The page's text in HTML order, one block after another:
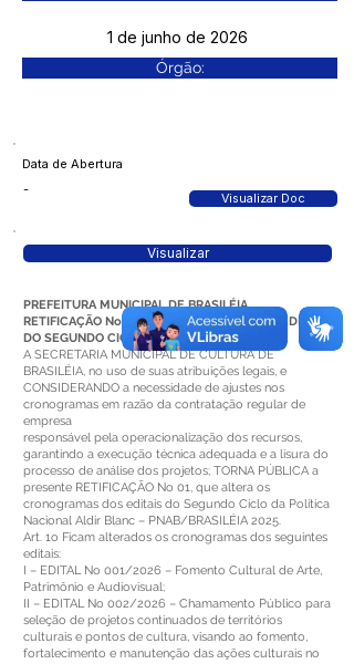
1 de junho de 2026
Órgão:
Data de Abertura
-
Visualizar Doc
Visualizar
PREFEITURA MUNICIPAL DE BRASILÉIA
RETIFICAÇÃO No 01 DO CRONOGRAMA DOS EDITAIS
DO SEGUNDO CICLO PNAB/BRASILÉIA 2025
A SECRETARIA MUNICIPAL DE CULTURA DE
BRASILÉIA, no uso de suas atribuições legais, e
CONSIDERANDO a necessidade de ajustes nos
cronogramas em razão da contratação regular de
empresa
responsável pela operacionalização dos recursos,
garantindo a execução técnica adequada e a lisura do
processo de análise dos projetos; TORNA PÚBLICA a
presente RETIFICAÇÃO No 01, que altera os
cronogramas dos editais do Segundo Ciclo da Política
Nacional Aldir Blanc – PNAB/BRASILÉIA 2025.
Art. 1o Ficam alterados os cronogramas dos seguintes
editais:
I – EDITAL No 001/2026 – Fomento Cultural de Arte,
Patrimônio e Audiovisual;
II – EDITAL No 002/2026 – Chamamento Público para
seleção de projetos continuados de territórios
culturais e pontos de cultura, visando ao fomento,
fortalecimento e manutenção das ações culturais no